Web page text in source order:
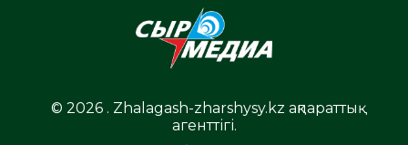
© 2026 . Zhalagash-zharshysy.kz ақпараттық
агенттігі.